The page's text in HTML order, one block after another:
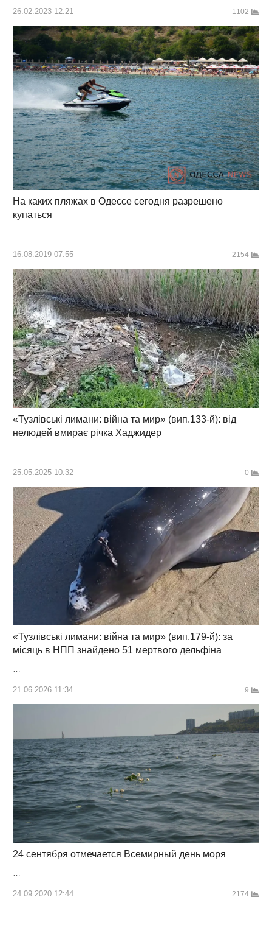
26.02.2023 12:21 1102
На каких пляжах в Одессе сегодня разрешено
купаться
…
16.08.2019 07:55 2154
«Тузлівські лимани: війна та мир» (вип.133-й): від
нелюдей вмирає річка Хаджидер
…
25.05.2025 10:32 0
«Тузлівські лимани: війна та мир» (вип.179-й): за
місяць в НПП знайдено 51 мертвого дельфіна
21.06.2026 11:34 9
24 сентября отмечается Всемирный день моря
…
24.09.2020 12:44 2174